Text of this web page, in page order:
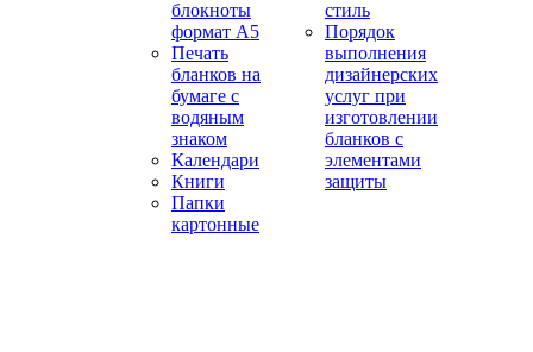
блокноты
формат А5
Печать
бланков на
бумаге с
водяным
знаком
Календари
Книги
Папки
картонные
стиль
Порядок
выполнения
дизайнерских
услуг при
изготовлении
бланков с
элементами
защиты